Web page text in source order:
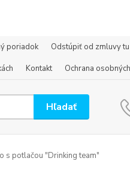
poriadok
Odstúpiť od zmluvy tu
Kontakt Ochrana
Hľadať
s potlačou "Drinking team"